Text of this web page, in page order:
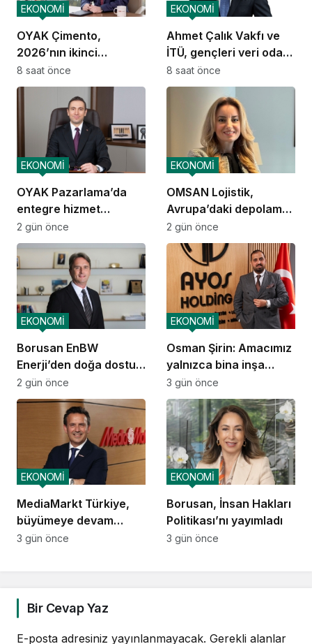
OYAK Çimento,
2026’nın ikinci
çeyreğinde olumlu
performansını
EKONOMİ
8 saat önce
Ahmet Çalık Vakfı ve
İTÜ, gençleri veri odaklı
geleceğe hazırlıyor
EKONOMİ
8 saat önce
OYAK Pazarlama’da
entegre hizmet
ekosistemi kuruluyor
EKONOMİ
2 gün önce
OMSAN Lojistik,
Avrupa’daki depolama
ve dağıtım
operasyonlarına
başladı
EKONOMİ
2 gün önce
Borusan EnBW
Enerji’den doğa dostu
proje
EKONOMİ
2 gün önce
Osman Şirin: Amacımız
yalnızca bina inşa
etmek değil,
yatırımcısına
kazandıracak yaşam
alanları üretmek
EKONOMİ
3 gün önce
MediaMarkt Türkiye,
büyümeye devam
ediyor
EKONOMİ
3 gün önce
Borusan, İnsan Hakları
Politikası’nı yayımladı
EKONOMİ
3 gün önce
Bir Cevap Yaz
E-posta adresiniz yayınlanmayacak. Gerekli alanlar